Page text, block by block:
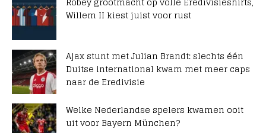
Willem II kiest juist voor rust
Ajax stunt met Julian Brandt: slechts één
Duitse international kwam met meer caps
naar de Eredivisie
Welke Nederlandse spelers kwamen ooit
uit voor Bayern München?